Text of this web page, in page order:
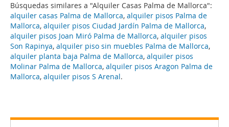
Búsquedas similares a "Alquiler Casas Palma de Mallorca":
alquiler casas Palma de Mallorca, alquiler pisos Palma de
Mallorca, alquiler pisos Ciudad Jardín Palma de Mallorca,
alquiler pisos Joan Miró Palma de Mallorca, alquiler pisos
Son Rapinya, alquiler piso sin muebles Palma de Mallorca,
alquiler planta baja Palma de Mallorca, alquiler pisos
Molinar Palma de Mallorca, alquiler pisos Aragon Palma de
Mallorca, alquiler pisos S Arenal.